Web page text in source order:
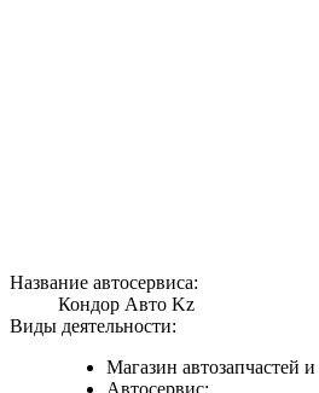
Название автосервиса:
Кондор Авто Kz
Виды деятельности:
Магазин автозапчастей и
Автосервис;